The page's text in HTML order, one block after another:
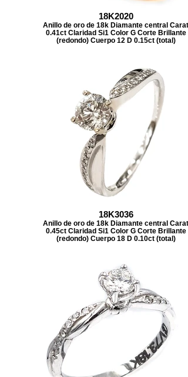
18K2020
Anillo de oro de 18k Diamante central Carat
0.41ct Claridad Si1 Color G Corte Brillante
(redondo) Cuerpo 12 D 0.15ct (total)
18K3036
Anillo de oro de 18k Diamante central Carat
0.45ct Claridad Si1 Color G Corte Brillante
(redondo) Cuerpo 18 D 0.10ct (total)